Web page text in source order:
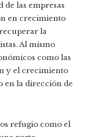
de las empresas
en crecimiento
la
Al mismo
como las
y el crecimiento
en la dirección de
refugio como el